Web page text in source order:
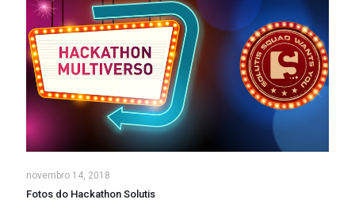
novembro 14, 2018
Fotos do Hackathon Solutis